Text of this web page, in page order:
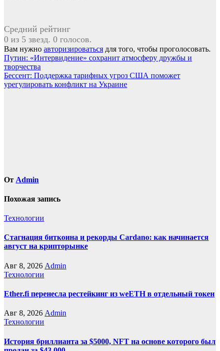
Средний рейтинг
0 из 5 звезд. 0 голосов.
Вам нужно авторизироваться для того, чтобы проголосовать.
Навигация
по
записям
Путин: «Интервидение» сохранит атмосферу дружбы и
творчества
Бессент: Поддержка тарифных угроз США поможет
урегулировать конфликт на Украине
От Admin
Похожая запись
Технологии
Стагнация биткоина и рекорды Cardano: как начинается
август на крипторынке
Авг 8, 2026 Admin
Технологии
Ether.fi перенесла рестейкинг из weETH в отдельный токен
Авг 8, 2026 Admin
Технологии
История бриллианта за $5000, NFT на основе которого был